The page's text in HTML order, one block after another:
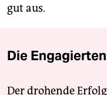
gut aus.
Die
Der drohende